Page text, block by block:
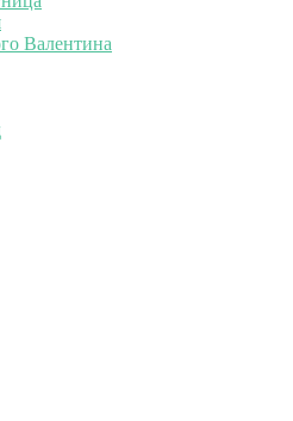
Валентина